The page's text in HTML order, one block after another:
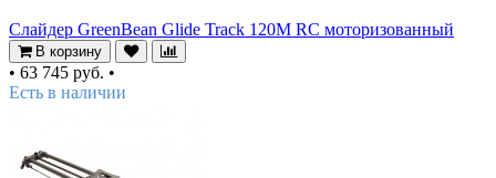
Слайдер GreenBean Glide Track 120M RC моторизованный
В корзину
• 63 745 руб. •
Есть в наличии